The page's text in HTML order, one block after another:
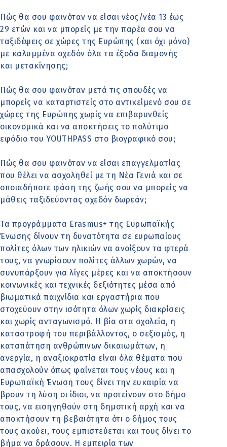
Πώς θα σου φαινόταν να είσαι νέος/νέα 13 έως
29 ετών και να μπορείς με την παρέα σου να
ταξιδέψεις σε χώρες της Ευρώπης (και όχι μόνο)
με καλυμμένα σχεδόν όλα τα έξοδα διαμονής
και μετακίνησης;
Πώς θα σου φαινόταν μετά τις σπουδές να
μπορείς να καταρτιστείς στο αντικείμενό σου σε
χώρες της Ευρώπης χωρίς να επιβαρυνθείς
οικονομικά και να αποκτήσεις το πολύτιμο
εφόδιο του YOUTHPASS στο βιογραφικό σου;
Πώς θα σου φαινόταν να είσαι επαγγελματίας
που θέλει να ασχοληθεί με τη Νέα Γενιά και σε
οποιαδήποτε φάση της ζωής σου να μπορείς να
μάθεις ταξιδεύοντας σχεδόν δωρεάν;
Τα προγράμματα Erasmus+ της Ευρωπαϊκής
Ένωσης δίνουν τη δυνατότητα σε ευρωπαίους
πολίτες όλων των ηλικιών να ανοίξουν τα φτερά
τους, να γνωρίσουν πολίτες άλλων χωρών, να
συνυπάρξουν για λίγες μέρες και να αποκτήσουν
κοινωνικές και τεχνικές δεξιότητες μέσα από
βιωματικά παιχνίδια και εργαστήρια που
στοχεύουν στην ισότητα όλων χωρίς διακρίσεις
και χωρίς ανταγωνισμό. Η βία στα σχολεία, η
καταστροφή του περιβάλλοντος, ο σεξισμός, η
καταπάτηση ανθρώπινων δικαιωμάτων, η
ανεργία, η αναξιοκρατία είναι όλα θέματα που
απασχολούν όπως φαίνεται τους νέους και η
Ευρωπαϊκή Ένωση τους δίνει την ευκαιρία να
βρουν τη λύση οι ίδιοι, να προτείνουν στο δήμο
τους, να εισηγηθούν στη δημοτική αρχή και να
αποκτήσουν τη βεβαιότητα ότι ο δήμος τους
τους ακούει, τους εμπιστεύεται και τους δίνει το
βήμα να δράσουν. Η εμπειρία των